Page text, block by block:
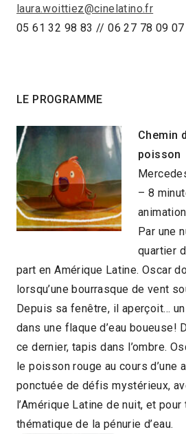
laura.woittiez@cinelatino.fr
05 61 32 98 83 // 06 27 78 09 07
LE PROGRAMME
Chemin
poisson
– 8
animation
Par une
quartier
part en Amérique Latine. Oscar
lorsqu’une bourrasque de vent
Depuis sa fenêtre, il aperçoit…
dans une flaque d’eau boueuse!
ce dernier, tapis dans l’ombre.
le poisson rouge au cours d’une
ponctuée de défis mystérieux,
l’Amérique Latine de nuit, et
thématique de la pénurie d’eau.